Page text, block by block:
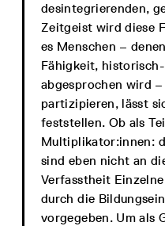
desintegrierenden,
Zeitgeist wird diese
es Menschen –
Fähigkeit,
abgesprochen wird
partizipieren, lässt
feststellen. Ob als
Multiplikator:innen:
sind eben nicht an
Verfasstheit
durch die
vorgegeben. Um als